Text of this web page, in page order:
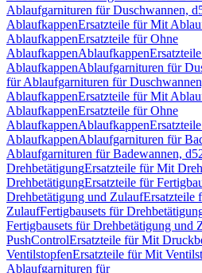
Ablaufgarnituren für Duschwannen,
AblaufkappenErsatzteile für Mit
AblaufkappenErsatzteile für Ohne
AblaufkappenAblaufkappen
AblaufkappenAblaufgarnituren für
für Ablaufgarnituren für
AblaufkappenErsatzteile für Mit
AblaufkappenErsatzteile für Ohne
AblaufkappenAblaufkappen
AblaufkappenAblaufgarnituren für
Ablaufgarnituren für Badewannen,
DrehbetätigungErsatzteile für Mit
DrehbetätigungErsatzteile für
Drehbetätigung und ZulaufErsatzteile
ZulaufFertigbausets für
Fertigbausets für Drehbetätigung und
PushControlErsatzteile für Mit
VentilstopfenErsatzteile für Mit
Ablaufgarnituren für